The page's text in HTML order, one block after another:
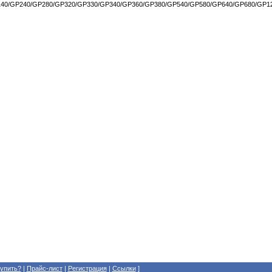
GP240/GP280/GP320/GP330/GP340/GP360/GP380/GP540/GP580/GP640/GP680/
| Прайс-лист| Регистрация| Cсылки]